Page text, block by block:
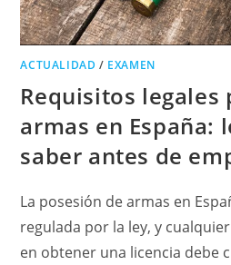
ACTUALIDAD / EXAMEN
Requisitos legales
armas en España:
saber antes de
La posesión de armas en
regulada por la ley, y
en obtener una licencia debe